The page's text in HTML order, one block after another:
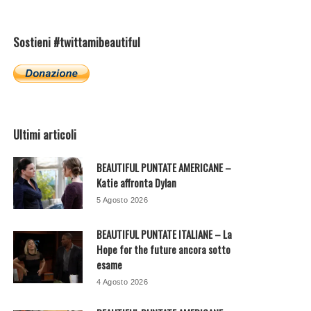
Sostieni #twittamibeautiful
Ultimi articoli
BEAUTIFUL PUNTATE AMERICANE –
Katie affronta Dylan
5 Agosto 2026
BEAUTIFUL PUNTATE ITALIANE – La
Hope for the future ancora sotto
esame
4 Agosto 2026